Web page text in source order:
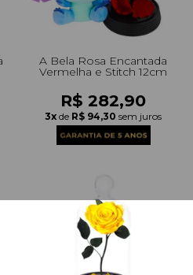
A Bela Rosa Encantada
Vermelha e Stitch 12cm
R$ 282,90
3x de R$ 94,30 sem juros